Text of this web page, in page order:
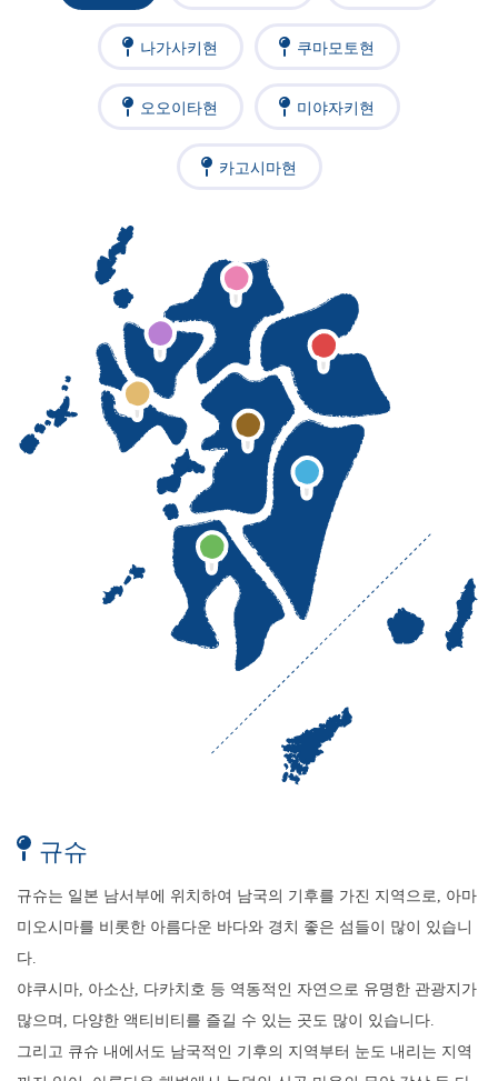
나가사키현 쿠마모토현
오오이타현 미야자키현
카고시마현
규슈
규슈는 일본 남서부에 위치하여 남국의 기후를 가진 지역으로, 아마
미오시마를 비롯한 아름다운 바다와 경치 좋은 섬들이 많이 있습니
다.
야쿠시마, 아소산, 다카치호 등 역동적인 자연으로 유명한 관광지가
많으며, 다양한 액티비티를 즐길 수 있는 곳도 많이 있습니다.
그리고 큐슈 내에서도 남국적인 기후의 지역부터 눈도 내리는 지역